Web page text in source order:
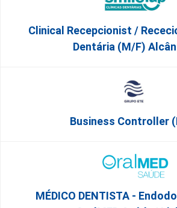
Clinical Recepcionist /
Dentária (M/F)
Business Controller
MÉDICO DENTISTA -